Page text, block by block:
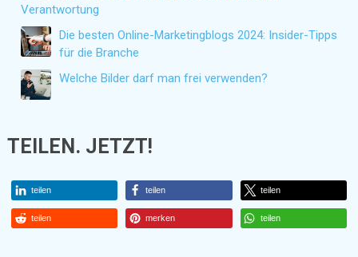
Verantwortung
Die besten Online-Marketingblogs 2024: Insider-Tipps
für die Branche
Welche Bilder darf man frei verwenden?
TEILEN. JETZT!
teilen teilen teilen
teilen merken teilen